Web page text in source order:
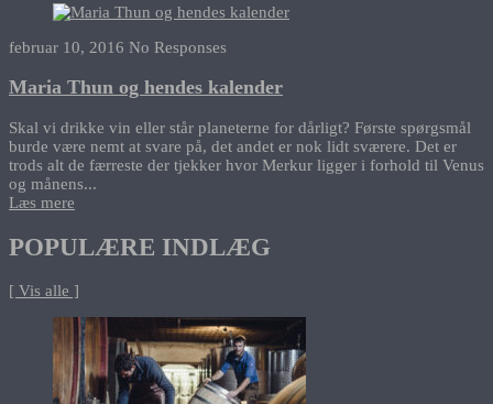
februar 10, 2016 No Responses
Maria Thun og hendes kalender
Skal vi drikke vin eller står planeterne for dårligt? Første spørgsmål
burde være nemt at svare på, det andet er nok lidt sværere. Det er
trods alt de færreste der tjekker hvor Merkur ligger i forhold til Venus
og månens...
Læs mere
POPULÆRE INDLÆG
[ Vis alle ]